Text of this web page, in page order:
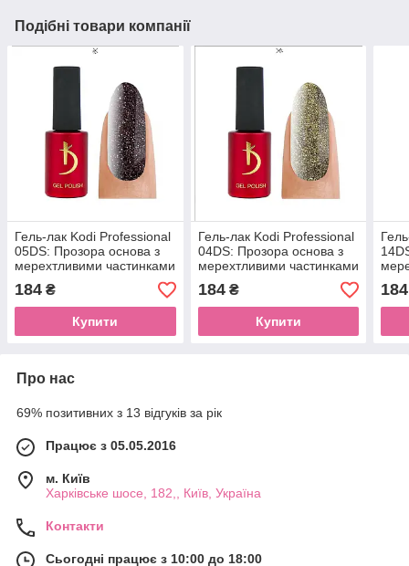
Подібні товари компанії
Гель-лак Kodi Professional
05DS: Прозора основа з
мерехтливими частинками
2 кольорів — фуксії та
рожевого золота
184 ₴
Купити
Гель-лак Kodi Professional
04DS: Прозора основа з
мерехтливими частинками
золотого кольору
184₴
Купити
184
Про нас
69% позитивних з 13 відгуків за рік
Працює з 05.05.2016
м. Київ
Харківське шосе, 182,, Київ, Україна
Контакти
Сьогодні працює з 10:00 до 18:00